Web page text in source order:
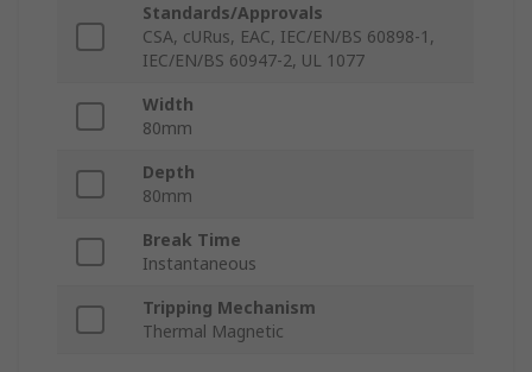
Standards/Approvals
CSA, cURus, EAC, IEC/EN/BS 60898-1,
IEC/EN/BS 60947-2, UL 1077
Width
80mm
Depth
80mm
Break Time
Instantaneous
Tripping Mechanism
Thermal Magnetic